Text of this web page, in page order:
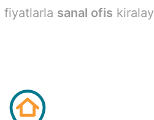
fiyatlarla sanal ofis